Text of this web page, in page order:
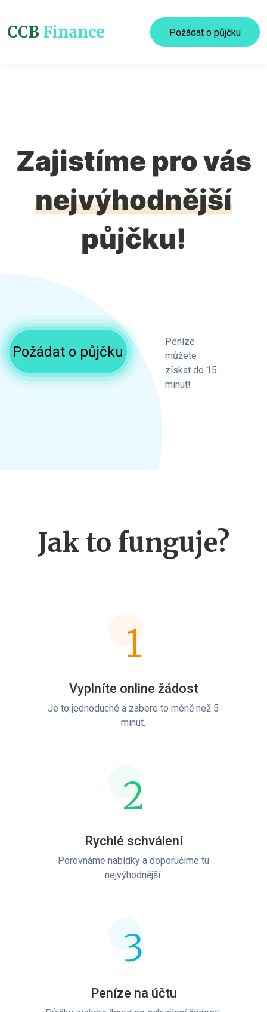
CCB Finance Požádat o půjčku
Zajistíme pro vás
nejvýhodnější
půjčku!
Požádat o půjčku
Peníze
můžete
získat do 15
minut!
Jak to funguje?
1
Vyplníte online žádost
Je to jednoduché a zabere to méně než 5
minut.
2
Rychlé schválení
Porovnáme nabídky a doporučíme tu
nejvýhodnější.
3
Peníze na účtu